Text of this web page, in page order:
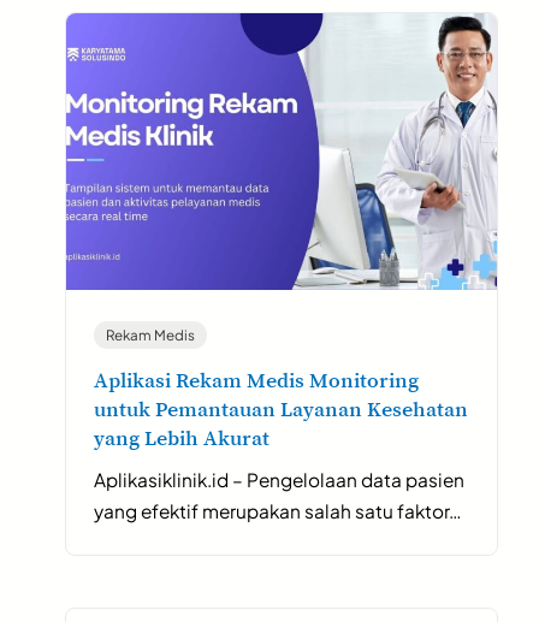
Rekam Medis
Aplikasi Rekam Medis Monitoring
untuk Pemantauan Layanan Kesehatan
yang Lebih Akurat
Aplikasiklinik.id – Pengelolaan data pasien
yang efektif merupakan salah satu faktor…